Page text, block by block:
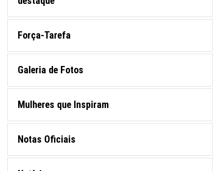
Força-Tarefa
Galeria de Fotos
Mulheres que Inspiram
Notas Oficiais